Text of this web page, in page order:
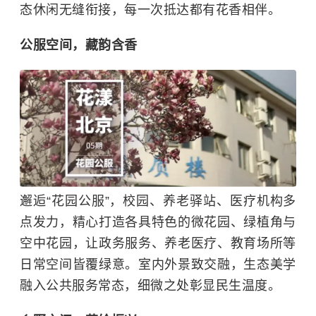
态休闲无缝衔接，每一次抵达都有花香相伴。
公服空间，藏韵含香
邂逅“花园公服”，校园、养老驿站、医疗机构多
点发力，精心打造各具特色的微花园、绿植角与
空中花园，让政务服务、养老医疗、教育场所等
日常空间皆覆绿意。室内外景致交融，生态美学
融入公共服务常态，细微之处彰显民生温度。